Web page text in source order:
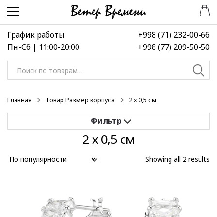
Перейти
навигации
Перейти
содержимому
График работы
Пн-Сб | 11:00-20:00
+998 (71) 232-00-66
+998 (77) 209-50-50
Искать:
Главная Товар Размер корпуса 2 х 0,5 см
2 х 0,5 см
Showing all 2 results